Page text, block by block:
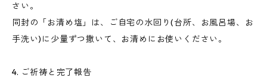
さい。
同封の「お清め塩」は、ご自宅の水回り(台所、お風呂場、お
手洗い)に少量ずつ撒いて、お清めにお使いください。
4. ご祈祷と完了報告